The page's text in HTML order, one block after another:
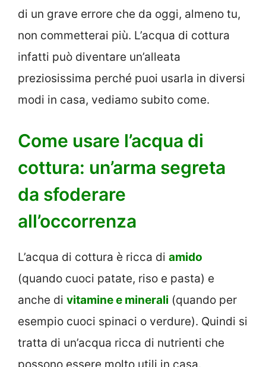
di un grave errore che da oggi, almeno tu,
non commetterai più. L’acqua di cottura
infatti può diventare un’alleata
preziosissima perché puoi usarla in diversi
modi in casa, vediamo subito come.
Come usare l’acqua di
cottura: un’arma segreta
da sfoderare
all’occorrenza
L’acqua di cottura è ricca di amido
(quando cuoci patate, riso e pasta) e
anche di vitamine e minerali (quando per
esempio cuoci spinaci o verdure). Quindi si
tratta di un’acqua ricca di nutrienti che